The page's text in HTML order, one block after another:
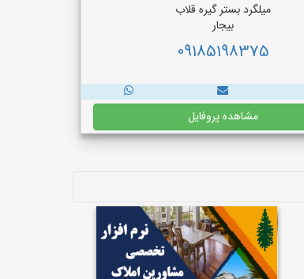
میلگرد بستر گیره قلاب
بیجار
09185198375
مشاهده پروفایل